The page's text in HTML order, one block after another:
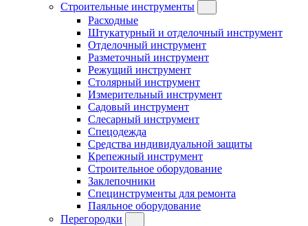
Строительные инструменты
Расходные
Штукатурный и отделочный инструмент
Отделочный инструмент
Разметочный инструмент
Режущий инструмент
Столярный инструмент
Измерительный инструмент
Садовый инструмент
Слесарный инструмент
Спецодежда
Средства индивидуальной защиты
Крепежный инструмент
Строительное оборудование
Заклепочники
Специнструменты для ремонта
Паяльное оборудование
Перегородки